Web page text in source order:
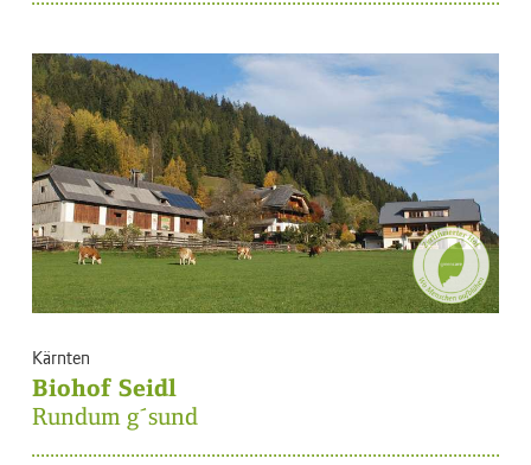
Kärnten
Biohof Seidl
Rundum g´sund